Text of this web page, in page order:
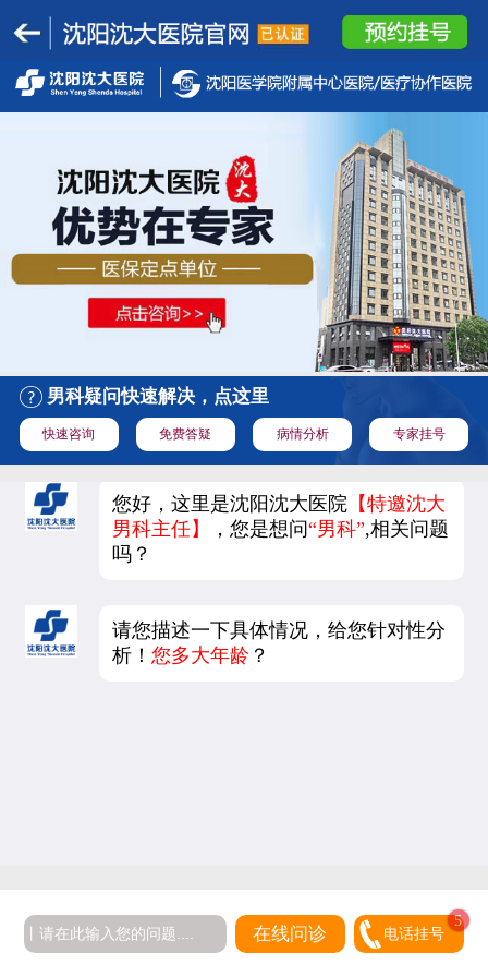
男科疑问快速解决，点这里
快速咨询 免费答疑 病情分析 专家挂号
您好，这里是沈阳沈大医院 【特邀沈大
男科主任】
，您是想问“男科”,相关问题
吗？
请您描述一下具体情况，给您针对性分
析！您多大年龄 ？
在线问诊 电话挂号
5